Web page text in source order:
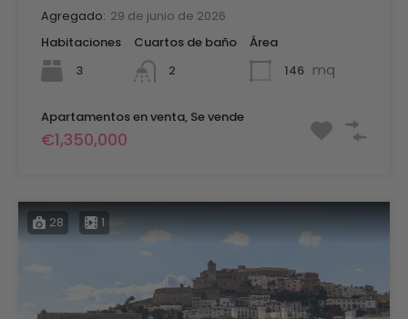
Agregado: 29 de junio de 2026
Habitaciones
3
Cuartos de baño
2
Área
146 mq
Apartamentos en venta, Se vende
€1,350,000
28 1